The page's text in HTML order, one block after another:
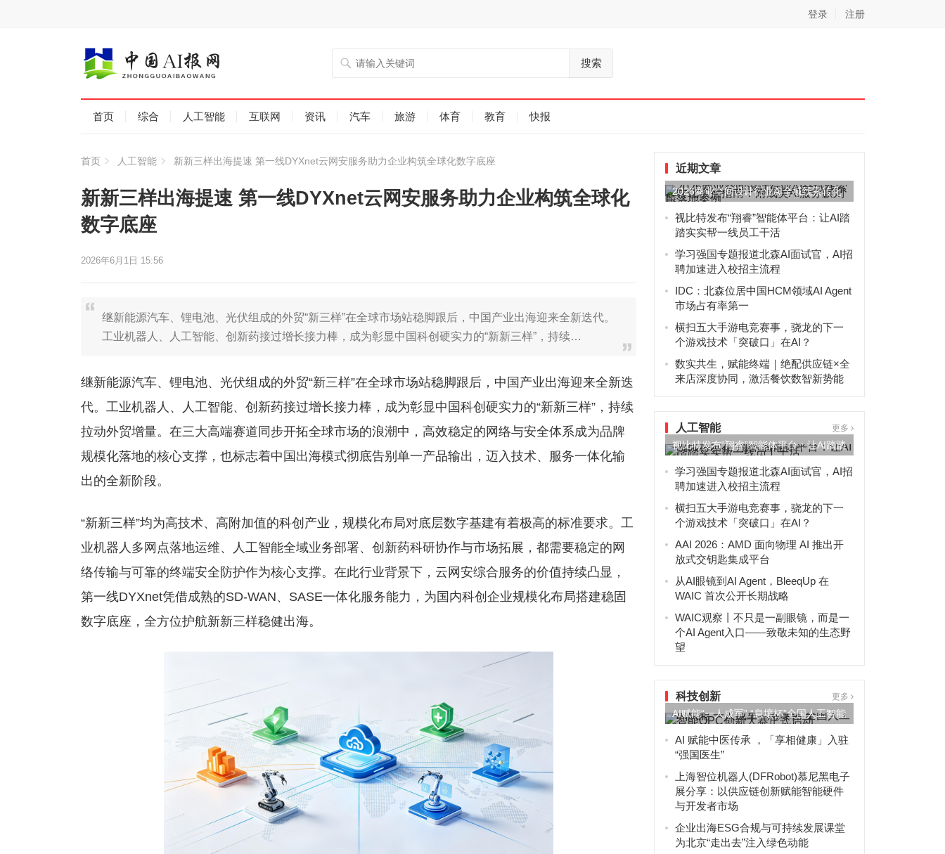
登录 注册
搜索
首页 综合 人工智能 互联网 资讯 汽车 旅游 体育 教育 快报
首页 人工智能 新新三样出海提速 第一线DYXnet云网安服务助力企业构筑全球化数字底座
新新三样出海提速 第一线DYXnet云网安服务助力企业构筑全球化
数字底座
2026年6月1日 15:56
继新能源汽车、锂电池、光伏组成的外贸“新三样”在全球市场站稳脚跟后，中国产业出海迎来全新迭代。
工业机器人、人工智能、创新药接过增长接力棒，成为彰显中国科创硬实力的“新新三样”，持续…
继新能源汽车、锂电池、光伏组成的外贸“新三样”在全球市场站稳脚跟后，中国产业出海迎来全新迭
代。工业机器人、人工智能、创新药接过增长接力棒，成为彰显中国科创硬实力的“新新三样”，持续
拉动外贸增量。在三大高端赛道同步开拓全球市场的浪潮中，高效稳定的网络与安全体系成为品牌
规模化落地的核心支撑，也标志着中国出海模式彻底告别单一产品输出，迈入技术、服务一体化输
出的全新阶段。
“新新三样”均为高技术、高附加值的科创产业，规模化布局对底层数字基建有着极高的标准要求。工
业机器人多网点落地运维、人工智能全域业务部署、创新药科研协作与市场拓展，都需要稳定的网
络传输与可靠的终端安全防护作为核心支撑。在此行业背景下，云网安综合服务的价值持续凸显，
第一线DYXnet凭借成熟的SD-WAN、SASE一体化服务能力，为国内科创企业规模化布局搭建稳固
数字底座，全方位护航新新三样稳健出海。
近期文章
2026商业空间设计行业AI全域线索转化
实操指南：附成美AI...
视比特发布“翔睿”智能体平台：让AI踏
踏实实帮一线员工干活
学习强国专题报道北森AI面试官，AI招
聘加速进入校招主流程
IDC：北森位居中国HCM领域AI Agent
市场占有率第一
横扫五大手游电竞赛事，骁龙的下一
个游戏技术「突破口」在AI？
数实共生，赋能终端｜绝配供应链×全
来店深度协同，激活餐饮数智新势能
人工智能 更多
视比特发布“翔睿”智能体平台：让AI踏踏
实实帮一线员工干活
学习强国专题报道北森AI面试官，AI招
聘加速进入校招主流程
横扫五大手游电竞赛事，骁龙的下一
个游戏技术「突破口」在AI？
AAI 2026：AMD 面向物理 AI 推出开
放式交钥匙集成平台
从AI眼镜到AI Agent，BleeqUp 在
WAIC 首次公开长期战略
WAIC观察丨不只是一副眼镜，而是一
个AI Agent入口——致敬未知的生态野
望
科技创新 更多
AI赋能“一人成军” “息壤杯”全国人工智能
OPC创新大赛正...
AI 赋能中医传承 ，「享相健康」入驻
“强国医生”
上海智位机器人(DFRobot)慕尼黑电子
展分享：以供应链创新赋能智能硬件
与开发者市场
企业出海ESG合规与可持续发展课堂
为北京“走出去”注入绿色动能